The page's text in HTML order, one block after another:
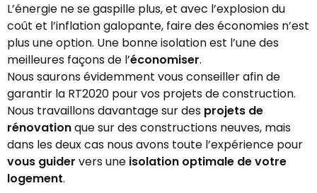
L’énergie ne se gaspille plus, et avec l’explosion du
coût et l’inflation galopante, faire des économies n’est
plus une option. Une bonne isolation est l’une des
meilleures façons de l’économiser.
Nous saurons évidemment vous conseiller afin de
garantir la RT2020 pour vos projets de construction.
Nous travaillons davantage sur des projets de
rénovationque sur des constructions neuves, mais
dans les deux cas nous avons toute l’expérience pour
vous guider vers une isolation optimale de votre
logement.